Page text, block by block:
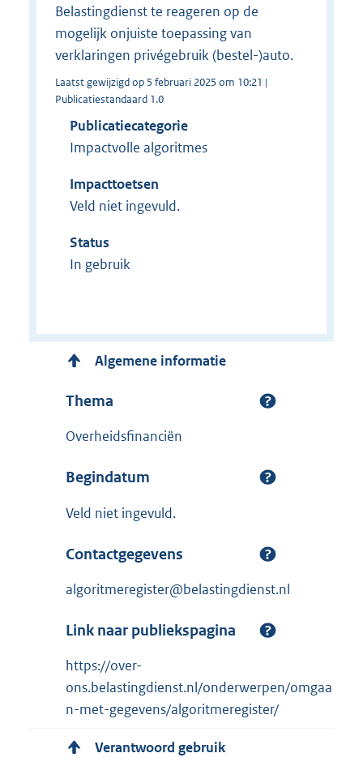
Belastingdienst te reageren op de
mogelijk onjuiste toepassing van
verklaringen privégebruik (bestel-)auto.
Laatst gewijzigd op 5 februari 2025 om 10:21 |
Publicatiestandaard 1.0
Publicatiecategorie
Impactvolle algoritmes
Impacttoetsen
Veld niet ingevuld.
Status
In gebruik
Algemene informatie
Thema
Overheidsfinanciën
Begindatum
Veld niet ingevuld.
Contactgegevens
algoritmeregister@belastingdienst.nl
Link naar publiekspagina
https://over-
ons.belastingdienst.nl/onderwerpen/omgaa
n-met-gegevens/algoritmeregister/
Verantwoord gebruik